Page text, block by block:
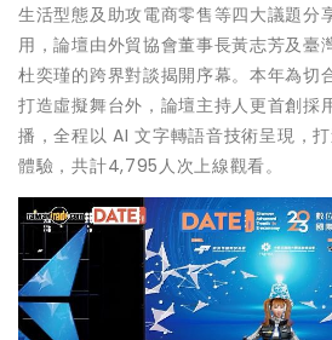
生活型態及助攻電商零售等四大議題分
用，論壇由外貿協會董事長黃志芳及臺
杜奕瑾的跨界對談揭開序幕。本年為切
打造虛擬舞台外，論壇主持人更首創採
播，全程以 AI 文字轉語音技術呈現，
體驗，共計4,795人次上線觀看。